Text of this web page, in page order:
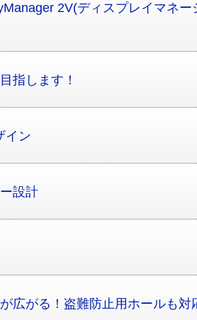
2V(ディスプレイマネー
指します！
イン
設計
広がる！盗難防止用ホールも対